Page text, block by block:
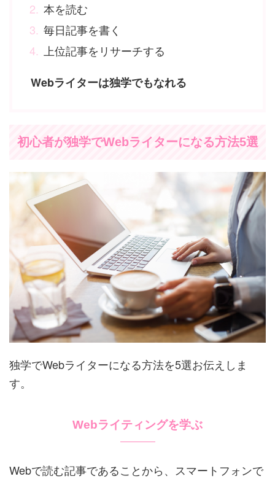
本を読む
毎日記事を書く
上位記事をリサーチする
Webライターは独学でもなれる
初心者が独学でWebライターになる方法5選
独学でWebライターになる方法を5選お伝えしま
す。
Webライティングを学ぶ
Webで読む記事であることから、スマートフォンで